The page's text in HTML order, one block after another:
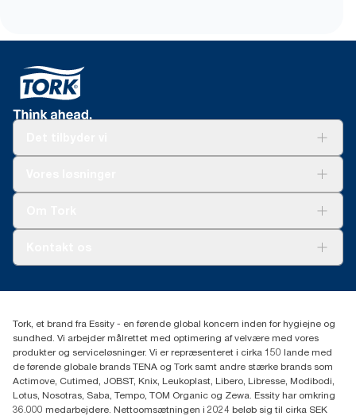
Smiley-rapport
(+45) 48 16 82 44
Professional Hygiene
Gydevang 33
DK-3450 Allerød
Tork, et brand fra Essity - en førende global koncern inden for hygiejne og
sundhed. Vi arbejder målrettet med optimering af velvære med vores
produkter og serviceløsninger. Vi er repræsenteret i cirka 150 lande med
de førende globale brands TENA og Tork samt andre stærke brands som
Actimove, Cutimed, JOBST, Knix, Leukoplast, Libero, Libresse, Modibodi,
Lotus, Nosotras, Saba, Tempo, TOM Organic og Zewa. Essity har omkring
36.000 medarbejdere. Nettoomsætningen i 2024 beløb sig til cirka SEK